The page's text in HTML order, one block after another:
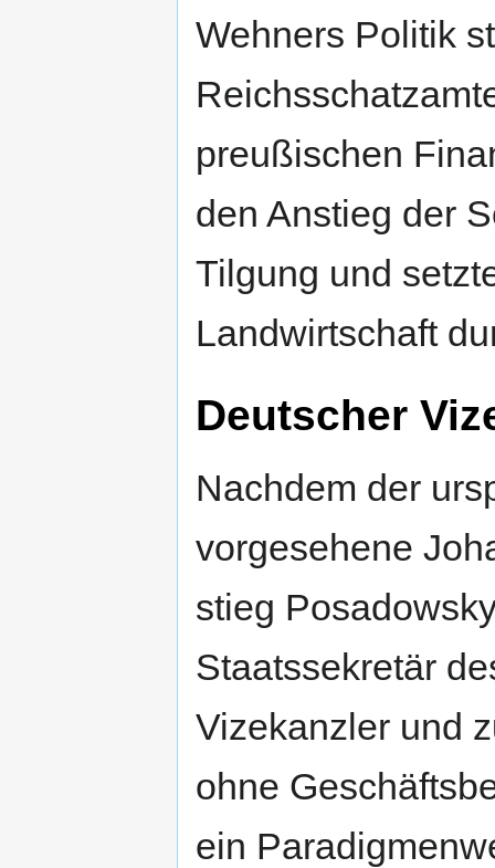
Wehners Politik
preußischen
den Anstieg der
Tilgung und
Landwirtschaft
Deutscher
Nachdem der
vorgesehene
stieg
Staatssekretär
Vizekanzler und
ohne
ein